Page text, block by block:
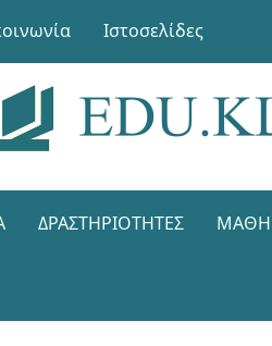
Ιστοσελίδες
ΔΡΑΣΤΗΡΙΌΤΗΤΕΣ